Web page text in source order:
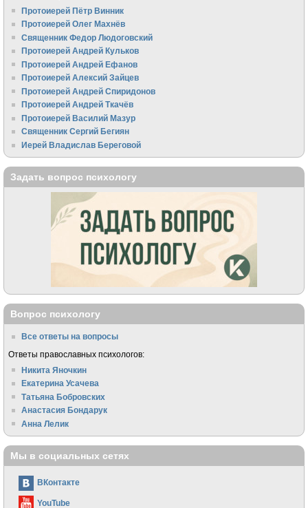
Протоиерей Пётр Винник
Протоиерей Олег Махнёв
Священник Федор Людоговский
Протоиерей Андрей Кульков
Протоиерей Андрей Ефанов
Протоиерей Алексий Зайцев
Протоиерей Андрей Спиридонов
Протоиерей Андрей Ткачёв
Протоиерей Василий Мазур
Священник Сергий Бегиян
Иерей Владислав Береговой
Задать вопрос психологу
Вопрос психологу
Все ответы на вопросы
Ответы православных психологов:
Никита Яночкин
Екатерина Усачева
Татьяна Бобровских
Анастасия Бондарук
Анна Лелик
Мы в социальных сетях
ВКонтакте
YouTube